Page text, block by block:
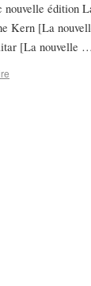
édition
Kern [La
[La nouvelle …